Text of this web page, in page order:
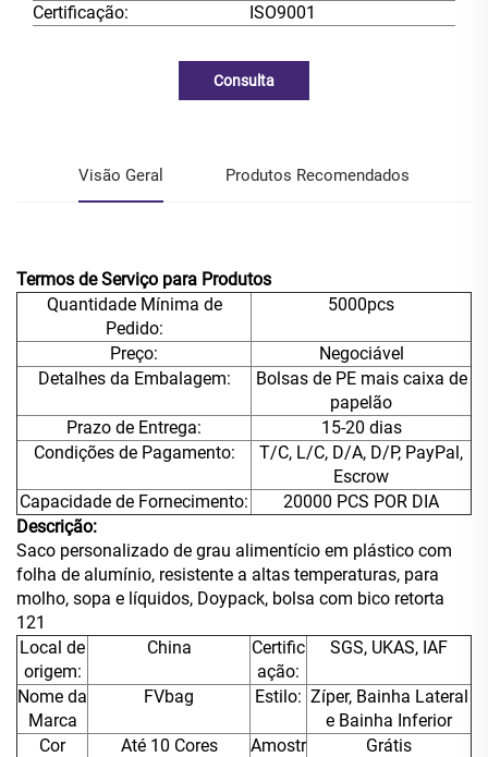
Certificação:
ISO9001
Consulta
Visão Geral Produtos Recomendados
Termos de Serviço para Produtos
Quantidade Mínima de
Pedido:
5000pcs
Preço:
Negociável
Detalhes da Embalagem:
Bolsas de PE mais caixa de
papelão
Prazo de Entrega:
15-20 dias
Condições de Pagamento:
T/C, L/C, D/A, D/P, PayPal,
Escrow
Capacidade de Fornecimento:
20000 PCS POR DIA
Descrição:
Saco personalizado de grau alimentício em plástico com
folha de alumínio, resistente a altas temperaturas, para
molho, sopa e líquidos, Doypack, bolsa com bico retorta
121
Local de
origem:
China
Certific
ação:
SGS, UKAS, IAF
Nome da
Marca
FVbag Estilo: Zíper, Bainha Lateral
e Bainha Inferior
Cor
Até 10 Cores
Amostr
Grátis